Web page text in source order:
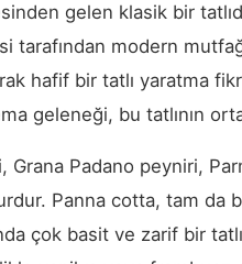
gelen klasik bir
tarafından modern
hafif bir tatlı yaratma
geleneği, bu tatlının
Grana Padano peyniri,
Panna cotta, tam da
çok basit ve zarif bir